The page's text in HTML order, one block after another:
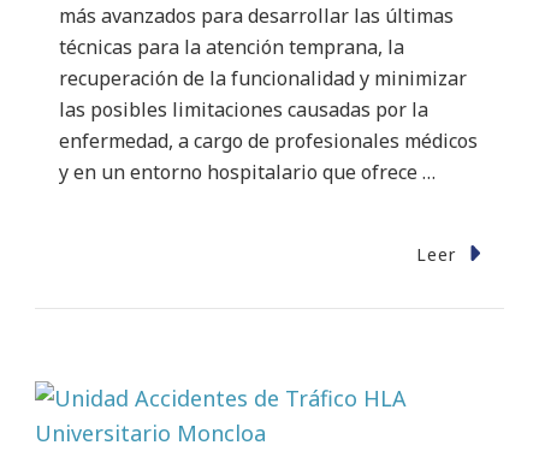
más avanzados para desarrollar las últimas
técnicas para la atención temprana, la
recuperación de la funcionalidad y minimizar
las posibles limitaciones causadas por la
enfermedad, a cargo de profesionales médicos
y en un entorno hospitalario que ofrece …
Leer